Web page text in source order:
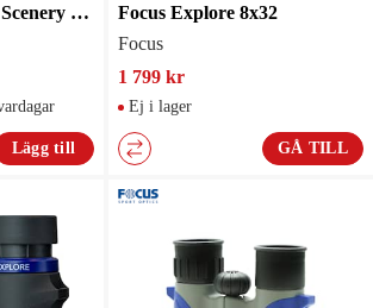
Focus Kikar 7X50 Scenery Free
Lägg till
Focus Explore 8x32
Focus
1 799 kr
Ej i lager
GÅ TILL